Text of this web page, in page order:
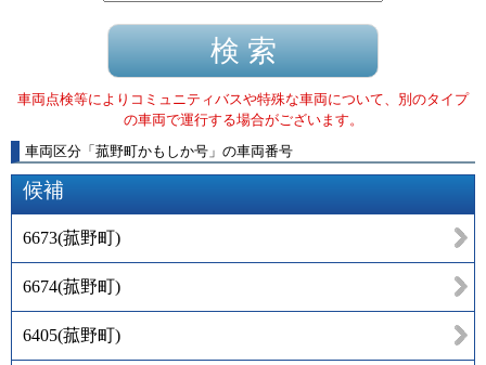
車両点検等によりコミュニティバスや特殊な車両について、別のタイプ
の車両で運行する場合がございます。
車両区分 「 菰野町かもしか号 」 の車両番号
候補
6673(菰野町)
6674(菰野町)
6405(菰野町)